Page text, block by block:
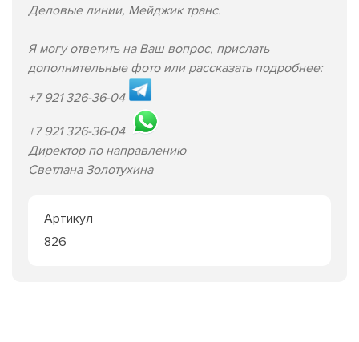
Деловые линии, Мейджик транс.
Я могу ответить на Ваш вопрос, прислать
дополнительные фото или рассказать подробнее:
+7 921 326-36-04
+7 921 326-36-04
Директор по направлению
Светлана Золотухина
Артикул
826